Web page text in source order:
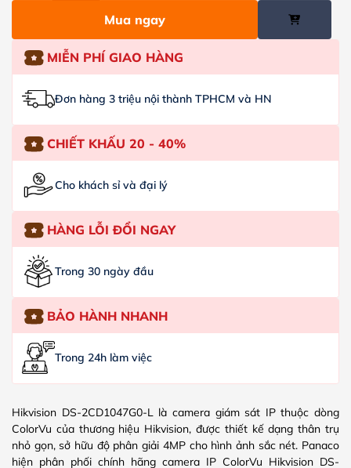
Mua ngay
MIỄN PHÍ GIAO HÀNG
Đơn hàng 3 triệu nội thành TPHCM và HN
CHIẾT KHẤU 20 - 40%
Cho khách sỉ và đại lý
HÀNG LỖI ĐỔI NGAY
Trong 30 ngày đầu
BẢO HÀNH NHANH
Trong 24h làm việc
Hikvision DS-2CD1047G0-L là camera giám sát IP thuộc dòng
ColorVu của thương hiệu Hikvision, được thiết kế dạng thân trụ
nhỏ gọn, sở hữu độ phân giải 4MP cho hình ảnh sắc nét. Panaco
hiện phân phối chính hãng camera IP ColorVu Hikvision DS-